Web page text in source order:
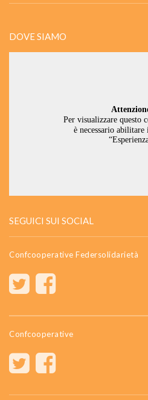
DOVE SIAMO
SEGUICI SUI SOCIAL
Confcooperative Federsolidarietà
Confcooperative